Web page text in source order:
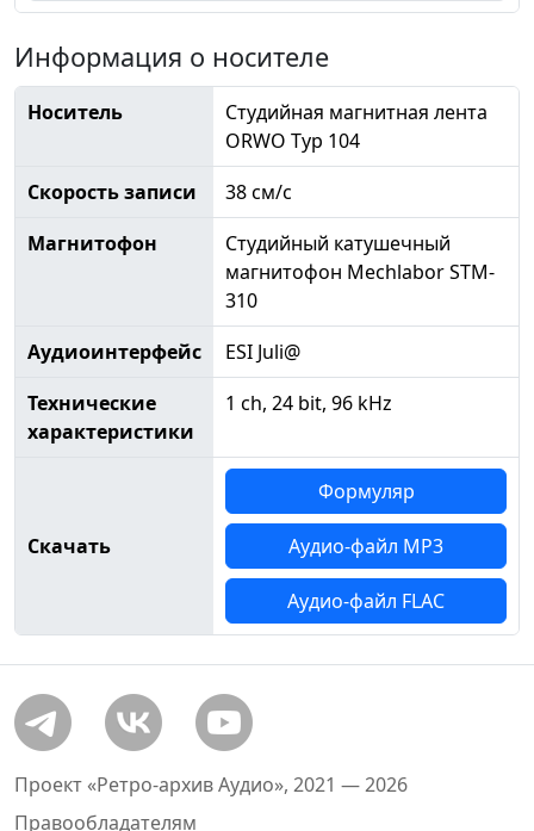
Информация о носителе
Носитель
Студийная магнитная лента
ORWO Typ 104
Скорость записи
38 см/с
Магнитофон
Студийный катушечный
магнитофон Mechlabor STM-
310
Аудиоинтерфейс
ESI Juli@
Технические
характеристики
1 ch, 24 bit, 96 kHz
Скачать
Формуляр
Аудио-файл MP3
Аудио-файл FLAC
Проект «Ретро-архив Аудио», 2021 — 2026
Правообладателям